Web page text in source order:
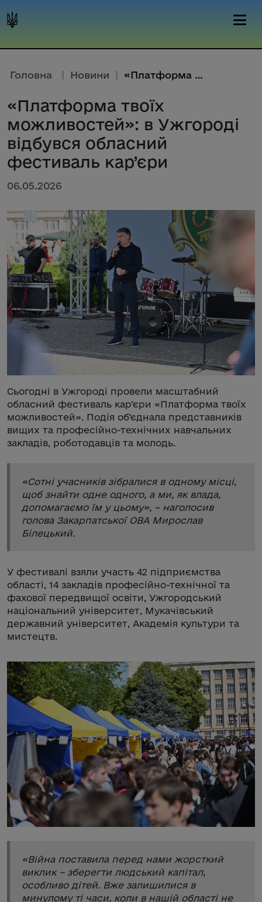
Головна | Новини | «Платформа твоїх можливостей»:...
«Платформа твоїх
можливостей»: в Ужгороді
відбувся обласний
фестиваль кар’єри
06.05.2026
Сьогодні в Ужгороді провели масштабний
обласний фестиваль кар’єри «Платформа твоїх
можливостей». Подія об’єднала представників
вищих та професійно-технічних навчальних
закладів, роботодавців та молодь.
«Сотні учасників зібралися в одному місці,
щоб знайти одне одного, а ми, як влада,
допомагаємо їм у цьому», – наголосив
голова Закарпатської ОВА Мирослав
Білецький.
У фестивалі взяли участь 42 підприємства
області, 14 закладів професійно-технічної та
фахової передвищої освіти, Ужгородський
національний університет, Мукачівський
державний університет, Академія культури та
мистецтв.
«Війна поставила перед нами жорсткий
виклик – зберегти людський капітал,
особливо дітей. Вже залишилися в
минулому ті часи, коли в нашій області не